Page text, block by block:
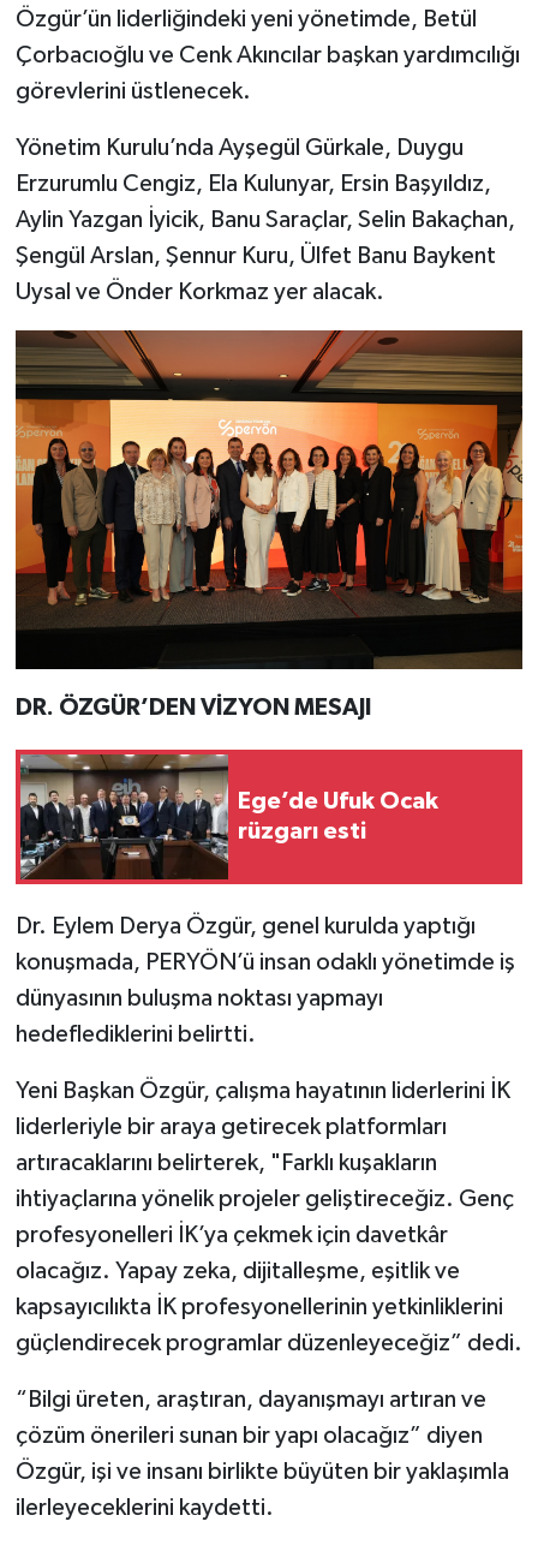
Özgür’ün liderliğindeki yeni yönetimde, Betül
Çorbacıoğlu ve Cenk Akıncılar başkan yardımcılığı
görevlerini üstlenecek.
Yönetim Kurulu’nda Ayşegül Gürkale, Duygu
Erzurumlu Cengiz, Ela Kulunyar, Ersin Başyıldız,
Aylin Yazgan İyicik, Banu Saraçlar, Selin Bakaçhan,
Şengül Arslan, Şennur Kuru, Ülfet Banu Baykent
Uysal ve Önder Korkmaz yer alacak.
DR. ÖZGÜR’DEN VİZYON MESAJI
Ege’de Ufuk Ocak
rüzgarı esti
Dr. Eylem Derya Özgür, genel kurulda yaptığı
konuşmada, PERYÖN’ü insan odaklı yönetimde iş
dünyasının buluşma noktası yapmayı
hedeflediklerini belirtti.
Yeni Başkan Özgür, çalışma hayatının liderlerini İK
liderleriyle bir araya getirecek platformları
artıracaklarını belirterek, "Farklı kuşakların
ihtiyaçlarına yönelik projeler geliştireceğiz. Genç
profesyonelleri İK’ya çekmek için davetkâr
olacağız. Yapay zeka, dijitalleşme, eşitlik ve
kapsayıcılıkta İK profesyonellerinin yetkinliklerini
güçlendirecek programlar düzenleyeceğiz” dedi.
“Bilgi üreten, araştıran, dayanışmayı artıran ve
çözüm önerileri sunan bir yapı olacağız” diyen
Özgür, işi ve insanı birlikte büyüten bir yaklaşımla
ilerleyeceklerini kaydetti.